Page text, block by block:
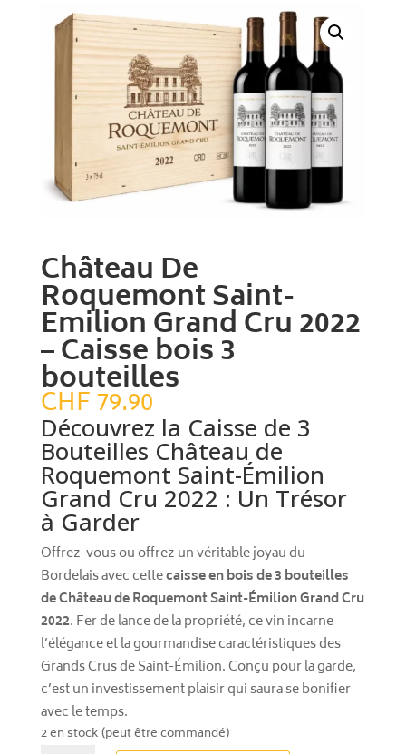
Château De
Roquemont Saint-
Emilion Grand Cru 2022
– Caisse bois 3
bouteilles
CHF79.90
Découvrez la Caisse de 3
Bouteilles Château de
Roquemont Saint-Émilion
Grand Cru 2022 : Un Trésor
à Garder
Offrez-vous ou offrez un véritable joyau du
Bordelais avec cettecaisse en bois de 3 bouteilles
de Château de Roquemont Saint-Émilion Grand Cru
2022. Fer de lance de la propriété, ce vin incarne
l’élégance et la gourmandise caractéristiques des
Grands Crus de Saint-Émilion. Conçu pour la garde,
c’est un investissement plaisir qui saura se bonifier
avec le temps.
2 en stock (peut être commandé)